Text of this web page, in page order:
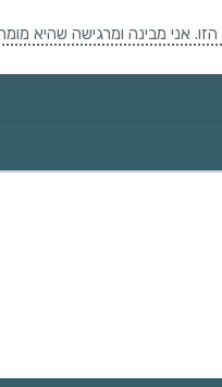
אני מבינה ומרגישה שהיא